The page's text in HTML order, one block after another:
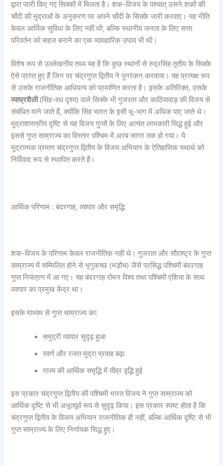
द्वारा जारी किए गए सिक्कों में मिलता है। शक-विजय के पश्चात् उसने शकों की
चाँदी की मुद्राओं के अनुकरण पर अपने चाँदी के सिक्के जारी करवाए। यह नीति
केवल आर्थिक सुविधा के लिए नहीं थी, बल्कि स्थानीय जनता के लिए सत्ता
परिवर्तन को सहज बनाने का एक व्यावहारिक उपाय भी थी।
विशेष रूप से उल्लेखनीय तथ्य यह है कि कुछ स्थानों से रुद्रसिंह तृतीय के सिक्के
ऐसे प्राप्त हुए हैं जिन पर चंद्रगुप्त द्वितीय ने पुनरंकन करवाया। यह प्रत्यक्ष रूप
से उसके राजनीतिक आधिपत्य को प्रमाणित करता है। इसके अतिरिक्त, उसके
व्याघ्रशैली(सिंह-वध दृश्य) वाले सिक्के भी गुजरात और काठियावाड़ की विजय से
संबंधित माने जाते हैं, क्योंकि सिंह भारत के इसी भू-भाग में अधिक पाए जाते थे।
मुद्राशास्त्रीय दृष्टि से यह विजय गुप्तों के लिए अत्यंत लाभकारी सिद्ध हुई और
इससे गुप्त साम्राज्य का विस्तार पश्चिम में अरब सागर तक हो गया। ये
मुद्रात्मक प्रमाण चंद्रगुप्त द्वितीय के विजय अभियान के ऐतिहासिक यथार्थ को
निर्विवाद रूप से स्थापित करते हैं।
आर्थिक परिणाम : बंदरगाह, व्यापार और समृद्धि
शक-विजय के परिणाम केवल राजनीतिक नहीं थे। गुजरात और सौराष्ट्र के गुप्त
साम्राज्य में सम्मिलित होने से भृगुकच्छ (भड़ौच) जैसे प्रसिद्ध पश्चिमी बंदरगाह
गुप्त नियंत्रण में आ गए। यह बंदरगाह रोमन विश्व तथा पश्चिमी एशिया के साथ
व्यापार का प्रमुख केंद्र था।
इसके माध्यम से गुप्त साम्राज्य का:
समुद्री व्यापार सुदृढ़ हुआ
स्वर्ण और रजत मुद्रा प्रवाह बढ़ा
राज्य की आर्थिक समृद्धि में तीव्र वृद्धि हुई
इस प्रकार चंद्रगुप्त द्वितीय की पश्चिमी भारत विजय ने गुप्त साम्राज्य को
आर्थिक दृष्टि से भी अभूतपूर्व रूप से सुदृढ़ किया। इस प्रकार स्पष्ट होता है कि
चंद्रगुप्त द्वितीय के विजय अभियान राजनीतिक ही नहीं, बल्कि आर्थिक दृष्टि से भी
गुप्त साम्राज्य के लिए निर्णायक सिद्ध हुए।